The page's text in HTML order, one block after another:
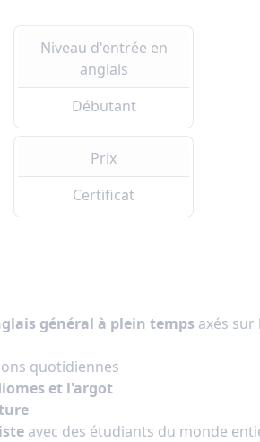
Niveau d'entrée en
anglais
Débutant
Prix
Certificat
général à plein temps axés
quotidiennes
et l'argot
avec des étudiants du monde